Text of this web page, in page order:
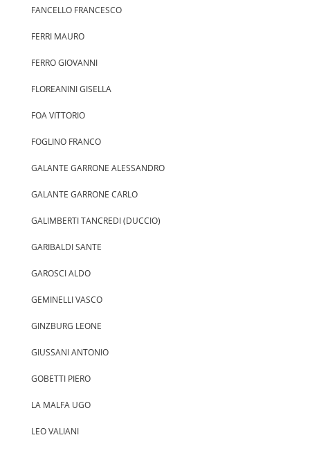
FANCELLO FRANCESCO
FERRI MAURO
FERRO GIOVANNI
FLOREANINI GISELLA
FOA VITTORIO
FOGLINO FRANCO
GALANTE GARRONE ALESSANDRO
GALANTE GARRONE CARLO
GALIMBERTI TANCREDI (DUCCIO)
GARIBALDI SANTE
GAROSCI ALDO
GEMINELLI VASCO
GINZBURG LEONE
GIUSSANI ANTONIO
GOBETTI PIERO
LA MALFA UGO
LEO VALIANI